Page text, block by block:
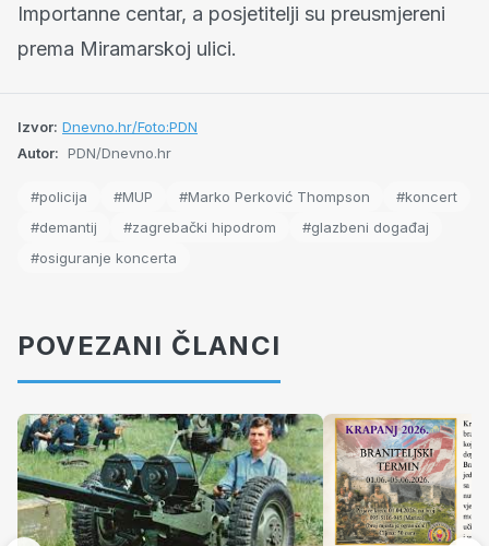
Importanne centar, a posjetitelji su preusmjereni
prema Miramarskoj ulici.
Izvor: Dnevno.hr/Foto:PDN
Autor: PDN/Dnevno.hr
#policija #MUP #Marko Perković Thompson
#koncert
#demantij
#zagrebački hipodrom
#glazbeni događaj
#osiguranje koncerta
POVEZANI ČLANCI